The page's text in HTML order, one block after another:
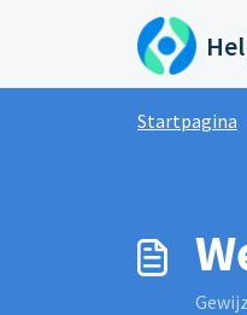
Doorgaan
Startpagina